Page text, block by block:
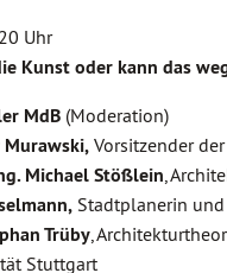
Uhr
Kunst oder kann das
MdB (Moderation)
Murawski, Vorsitzender
Michael Stößlein ,
Stadtplanerin und
Trüby ,
Stuttgart